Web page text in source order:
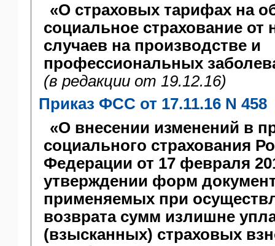
«О страховых тарифах на
социальное страхование от
случаев на производстве и
профессиональных
(в редакции от 19.12.16)
Приказ ФСС от 17.11.16 N 458
«О внесении изменений в
социального страхования
Федерации от 17 февраля
утверждении форм
применяемых при
возврата сумм излишне
(взысканных) страховых